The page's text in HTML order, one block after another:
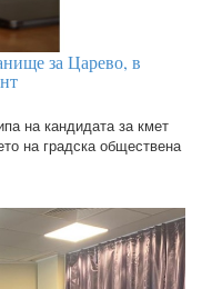
за Царево, в
на кандидата за кмет
на градска обществена